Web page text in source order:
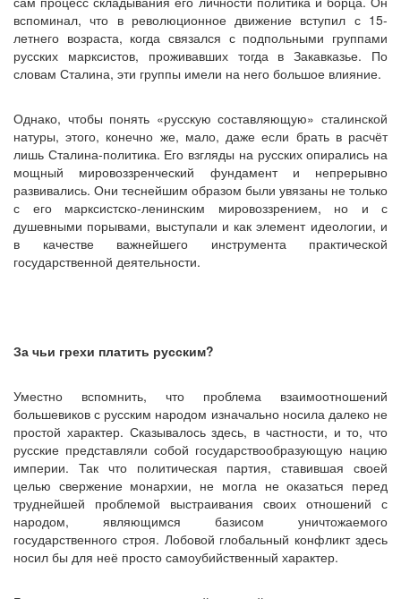
вспоминал, что в революционное движение вступил с 15-
летнего возраста, когда связался с подпольными группами
русских марксистов, проживавших тогда в Закавказье. По
словам Сталина, эти группы имели на него большое влияние.
Однако, чтобы понять «русскую составляющую» сталинской
натуры, этого, конечно же, мало, даже если брать в расчёт
лишь Сталина-политика. Его взгляды на русских опирались на
мощный мировоззренческий фундамент и непрерывно
развивались. Они теснейшим образом были увязаны не только
с его марксистско-ленинским мировоззрением, но и с
душевными порывами, выступали и как элемент идеологии, и
в качестве важнейшего инструмента практической
государственной деятельности.
За чьи грехи платить русским?
Уместно вспомнить, что проблема взаимоотношений
большевиков с русским народом изначально носила далеко не
простой характер. Сказывалось здесь, в частности, и то, что
русские представляли собой государствообразующую нацию
империи. Так что политическая партия, ставившая своей
целью свержение монархии, не могла не оказаться перед
труднейшей проблемой выстраивания своих отношений с
народом, являющимся базисом уничтожаемого
государственного строя. Лобовой глобальный конфликт здесь
носил бы для неё просто самоубийственный характер.